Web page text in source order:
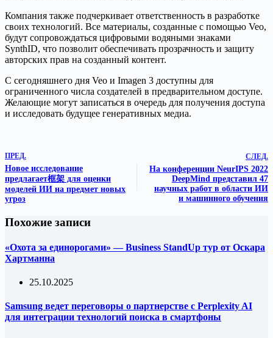
Компания также подчеркивает ответственность в разработке
своих технологий. Все материалы, созданные с помощью Veo,
будут сопровождаться цифровыми водяными знаками
SynthID, что позволит обеспечивать прозрачность и защиту
авторских прав на созданный контент.
С сегодняшнего дня Veo и Imagen 3 доступны для
ограниченного числа создателей в предварительном доступе.
Желающие могут записаться в очередь для получения доступа
и исследовать будущее генеративных медиа.
ПРЕД.
Новое исследование
предлагает框架 для оценки
моделей ИИ на предмет новых
угроз
СЛЕД.
На конференции NeurIPS 2022
DeepMind представил 47
научных работ в области ИИ
и машинного обучения
Похожие записи
«Охота за единорогами» — Business StandUp тур от Оскара
Хартманна
25.10.2025
Samsung ведет переговоры о партнерстве с Perplexity AI
для интеграции технологий поиска в смартфоны